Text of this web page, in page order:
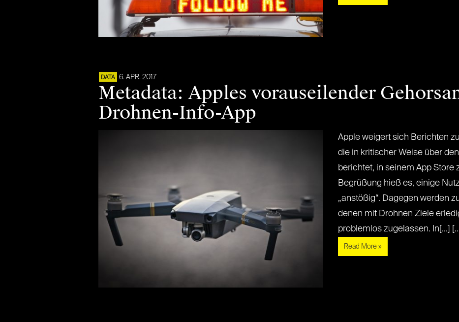
DATA 6. APR. 2017
Metadata: Apples vorauseilender
Drohnen-Info-App
Apple weigert sich Berichten
die in kritischer Weise über
berichtet, in seinem App Store
Begrüßung hieß es, einige
„anstößig“. Dagegen werden
denen mit Drohnen Ziele
problemlos zugelassen. In[...]
Read More »